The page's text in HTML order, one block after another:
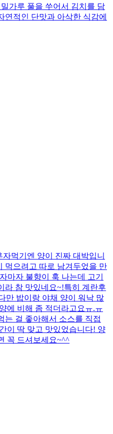
가루 풀을 쑤어서 김치를 담
연적인 단맛과 아삭한 식감에
먹기엔 양이 진짜 대박입니
먹으려고 따로 남겨두었을 만
마자 불향이 훅 나는데 고기
라 참 맛있네요~!특히 계란후
만 밥이랑 야채 양이 워낙 많
에 비해 좀 적더라고요ㅠ.ㅠ
는 걸 좋아해서 소스를 직접
이 딱 맞고 맛있었습니다! 양
꼭 드셔보세요~^^